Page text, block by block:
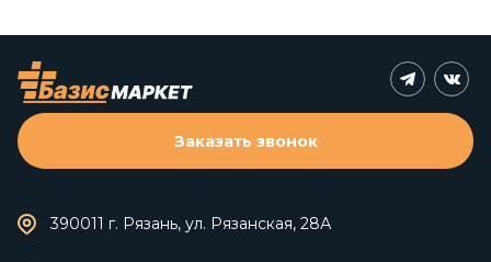
390011 г. Рязань, ул. Рязанская, 28А
Заказать звонок